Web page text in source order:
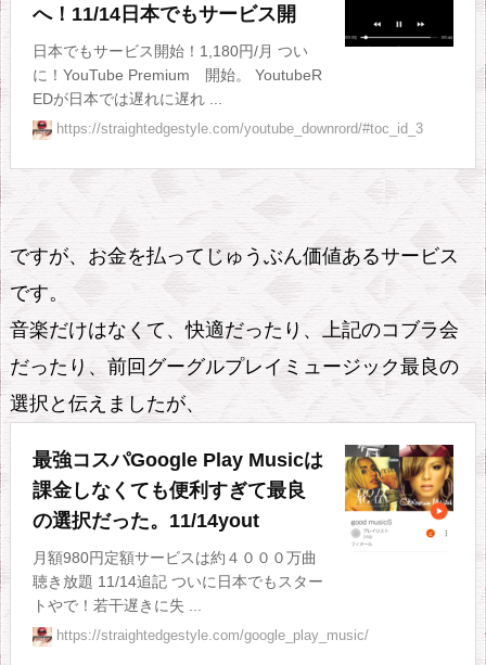
b
i
l
e
は
今
３
ヶ
月
9.
a
m
a
z
o
n
m
へ！11/14日本でもサービス開
日本でもサービス開始！1,180円/月 つい
に！YouTube Premium 開始。 YoutubeR
EDが日本では遅れに遅れ ...
https://straightedgestyle.com/youtube_downrord/#toc_id_3
ですが、お金を払ってじゅうぶん価値あるサービス
です。
音楽だけはなくて、快適だったり、上記のコブラ会
だったり、前回グーグルプレイミュージック最良の
選択と伝えましたが、
最強コスパGoogle Play Musicは
課金しなくても便利すぎて最良
の選択だった。11/14yout
月額980円定額サービスは約４０００万曲
聴き放題 11/14追記 ついに日本でもスター
トやで！若干遅きに失 ...
https://straightedgestyle.com/google_play_music/